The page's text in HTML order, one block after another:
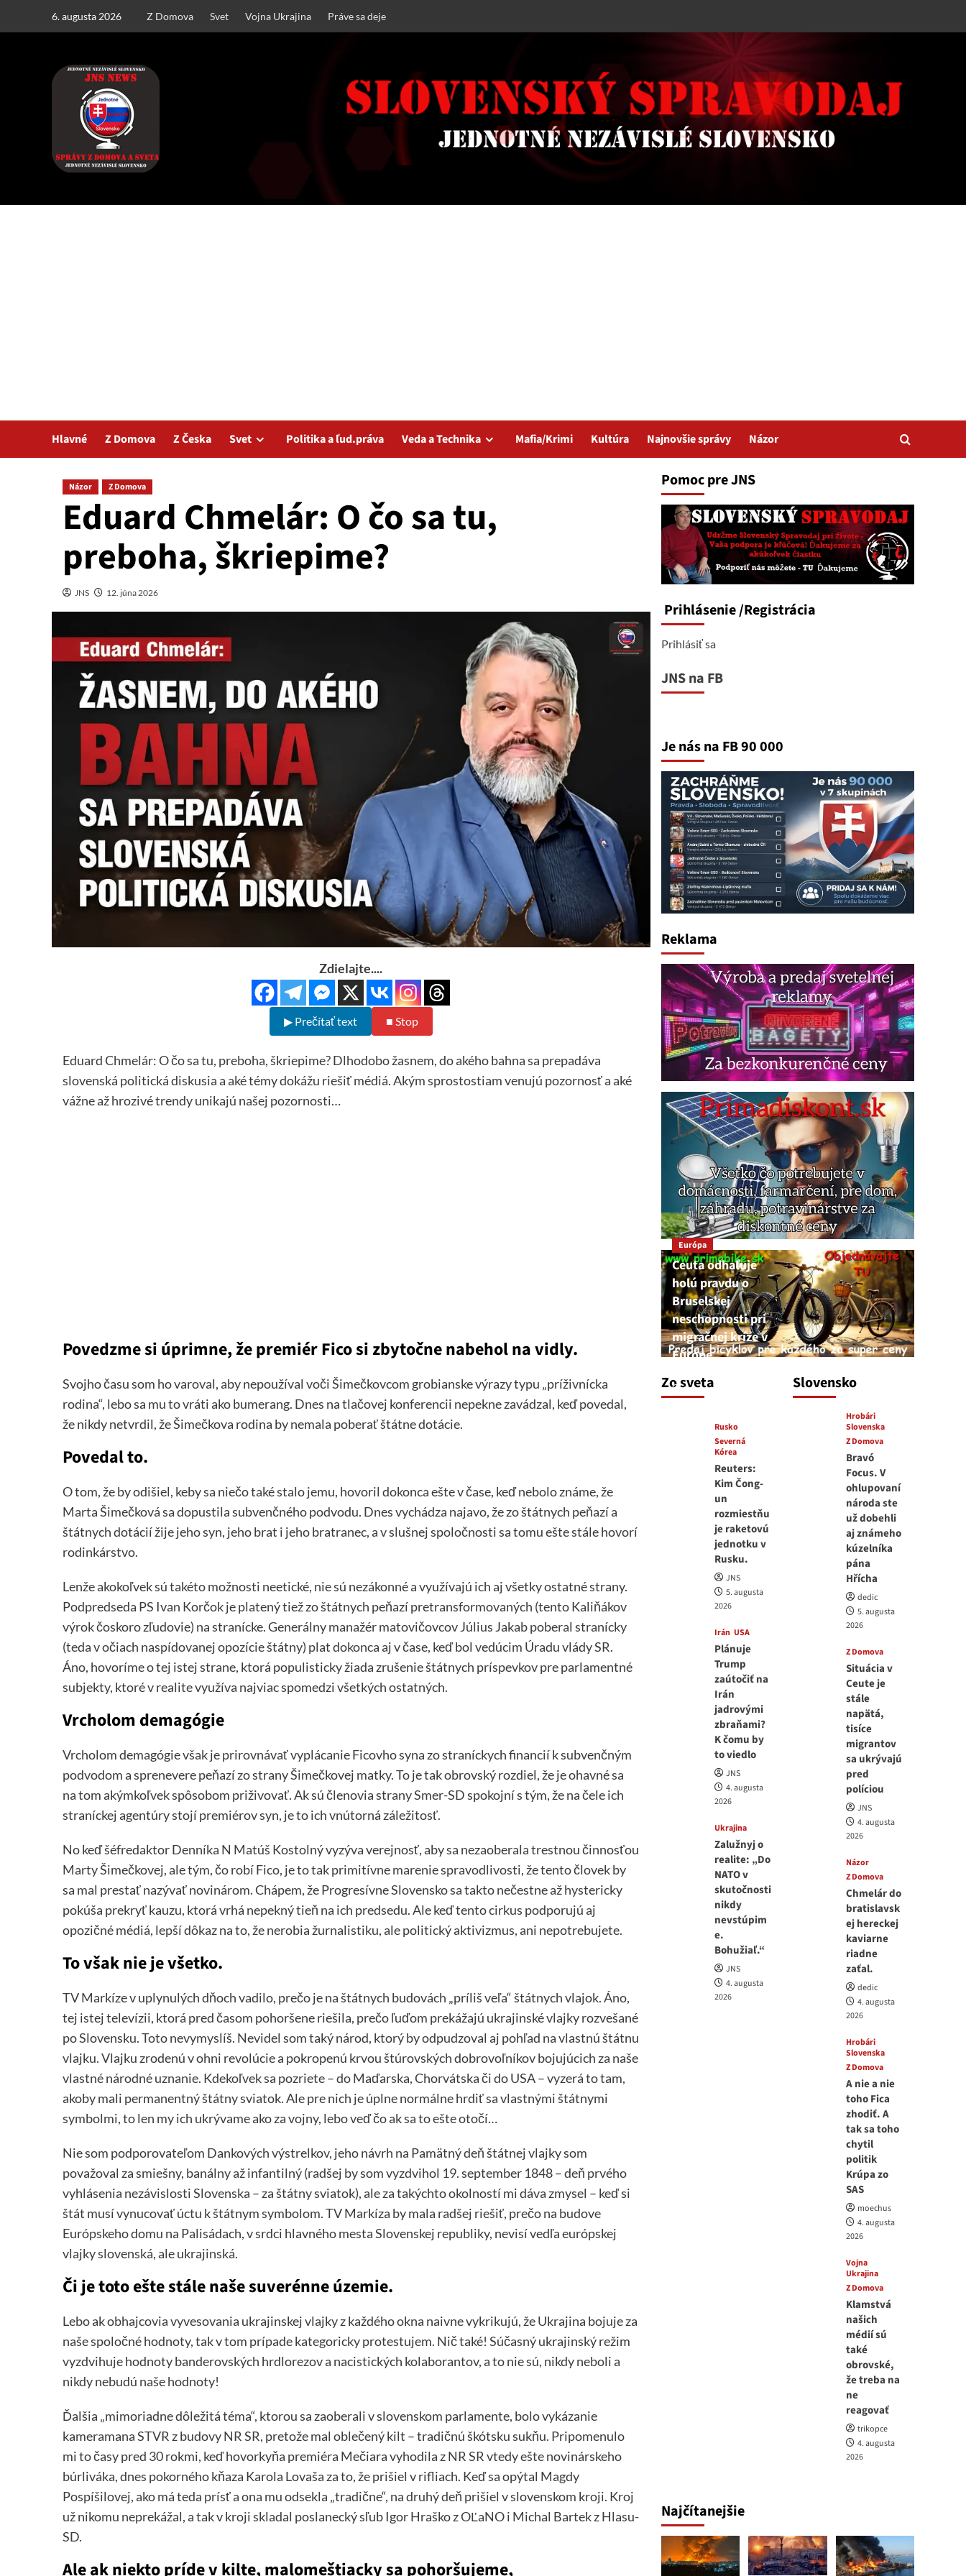
6. augusta 2026 Z Domova Svet Vojna Ukrajina Práve sa deje
Hlavné Z Domova Z Česka Svet Politika a ľud.práva Veda a Technika Mafia/Krimi Kultúra Najnovšie správy Názor
Názor Z Domova
Eduard Chmelár: O čo sa tu,
preboha, škriepime?
JNS 12. júna 2026
Zdielajte....
▶ Prečítať text ■ Stop
Eduard Chmelár: O čo sa tu, preboha, škriepime? Dlhodobo žasnem, do akého bahna sa prepadáva
slovenská politická diskusia a aké témy dokážu riešiť médiá. Akým sprostostiam venujú pozornosť a aké
vážne až hrozivé trendy unikajú našej pozornosti…
Povedzme si úprimne, že premiér Fico si zbytočne nabehol na vidly.
Svojho času som ho varoval, aby nepoužíval voči Šimečkovcom grobianske výrazy typu „príživnícka
rodina“, lebo sa mu to vráti ako bumerang. Dnes na tlačovej konferencii nepekne zavádzal, keď povedal,
že nikdy netvrdil, že Šimečkova rodina by nemala poberať štátne dotácie.
Povedal to.
O tom, že by odišiel, keby sa niečo také stalo jemu, hovoril dokonca ešte v čase, keď nebolo známe, že
Marta Šimečková sa dopustila subvenčného podvodu. Dnes vychádza najavo, že zo štátnych peňazí a
štátnych dotácií žije jeho syn, jeho brat i jeho bratranec, a v slušnej spoločnosti sa tomu ešte stále hovorí
rodinkárstvo.
Lenže akokoľvek sú takéto možnosti neetické, nie sú nezákonné a využívajú ich aj všetky ostatné strany.
Podpredseda PS Ivan Korčok je platený tiež zo štátnych peňazí pretransformovaných (tento Kaliňákov
výrok čoskoro zľudovie) na stranícke. Generálny manažér matovičovcov Július Jakab poberal stranícky
(teda v očiach naspídovanej opozície štátny) plat dokonca aj v čase, keď bol vedúcim Úradu vlády SR.
Áno, hovoríme o tej istej strane, ktorá populisticky žiada zrušenie štátnych príspevkov pre parlamentné
subjekty, ktoré v realite využíva najviac spomedzi všetkých ostatných.
Vrcholom demagógie
Vrcholom demagógie však je prirovnávať vyplácanie Ficovho syna zo straníckych financií k subvenčným
podvodom a sprenevere peňazí zo strany Šimečkovej matky. To je tak obrovský rozdiel, že je ohavné sa
na tom akýmkoľvek spôsobom priživovať. Ak sú členovia strany Smer-SD spokojní s tým, že na čele ich
straníckej agentúry stojí premiérov syn, je to ich vnútorná záležitosť.
No keď šéfredaktor Denníka N Matúš Kostolný vyzýva verejnosť, aby sa nezaoberala trestnou činnosťou
Marty Šimečkovej, ale tým, čo robí Fico, je to tak primitívne marenie spravodlivosti, že tento človek by
sa mal prestať nazývať novinárom. Chápem, že Progresívne Slovensko sa takto nečestne až hystericky
pokúša prekryť kauzu, ktorá vrhá nepekný tieň na ich predsedu. Ale keď tento cirkus podporujú aj
opozičné médiá, lepší dôkaz na to, že nerobia žurnalistiku, ale politický aktivizmus, ani nepotrebujete.
To však nie je všetko.
TV Markíze v uplynulých dňoch vadilo, prečo je na štátnych budovách „príliš veľa“ štátnych vlajok. Áno,
tej istej televízii, ktorá pred časom pohoršene riešila, prečo ľuďom prekážajú ukrajinské vlajky rozvešané
po Slovensku. Toto nevymyslíš. Nevidel som taký národ, ktorý by odpudzoval aj pohľad na vlastnú štátnu
vlajku. Vlajku zrodenú v ohni revolúcie a pokropenú krvou štúrovských dobrovoľníkov bojujúcich za naše
vlastné národné uznanie. Kdekoľvek sa pozriete – do Maďarska, Chorvátska či do USA – vyzerá to tam,
akoby mali permanentný štátny sviatok. Ale pre nich je úplne normálne hrdiť sa vlastnými štátnymi
symbolmi, to len my ich ukrývame ako za vojny, lebo veď čo ak sa to ešte otočí…
Nie som podporovateľom Dankových výstrelkov, jeho návrh na Pamätný deň štátnej vlajky som
považoval za smiešny, banálny až infantilný (radšej by som vyzdvihol 19. september 1848 – deň prvého
vyhlásenia nezávislosti Slovenska – za štátny sviatok), ale za takýchto okolností mi dáva zmysel – keď si
štát musí vynucovať úctu k štátnym symbolom. TV Markíza by mala radšej riešiť, prečo na budove
Európskeho domu na Palisádach, v srdci hlavného mesta Slovenskej republiky, nevisí vedľa európskej
vlajky slovenská, ale ukrajinská.
Či je toto ešte stále naše suverénne územie.
Lebo ak obhajcovia vyvesovania ukrajinskej vlajky z každého okna naivne vykrikujú, že Ukrajina bojuje za
naše spoločné hodnoty, tak v tom prípade kategoricky protestujem. Nič také! Súčasný ukrajinský režim
vyzdvihuje hodnoty banderovských hrdlorezov a nacistických kolaborantov, a to nie sú, nikdy neboli a
nikdy nebudú naše hodnoty!
Ďalšia „mimoriadne dôležitá téma“, ktorou sa zaoberali v slovenskom parlamente, bolo vykázanie
kameramana STVR z budovy NR SR, pretože mal oblečený kilt – tradičnú škótsku sukňu. Pripomenulo
mi to časy pred 30 rokmi, keď hovorkyňa premiéra Mečiara vyhodila z NR SR vtedy ešte novinárskeho
búrliváka, dnes pokorného kňaza Karola Lovaša za to, že prišiel v rifliach. Keď sa opýtal Magdy
Pospíšilovej, ako má teda prísť a ona mu odsekla „tradične“, na druhý deň prišiel v slovenskom kroji. Kroj
už nikomu neprekážal, a tak v kroji skladal poslanecký sľub Igor Hraško z OĽaNO i Michal Bartek z Hlasu-
SD.
Ale ak niekto príde v kilte, malomeštiacky sa pohoršujeme,
Pomoc pre JNS
Prihlásenie/Registrácia
Prihlásiť sa
JNS na FB
Je nás na FB 90 000
Reklama
Zo sveta
Európa
Ceuta odhaľuje
holú pravdu o
Bruselskej
neschopnosti pri
migračnej kríze v
Európe
5. augusta 2026
Rusko
Severná
Kórea
Reuters:
Kim Čong-
un
rozmiestňu
je raketovú
jednotku v
Rusku.
JNS
5. augusta
2026
Irán USA
Plánuje
Trump
zaútočiť na
Irán
jadrovými
zbraňami?
K čomu by
to viedlo
JNS
4. augusta
2026
Ukrajina
Zalužnyj o
realite: „Do
NATO v
skutočnosti
nikdy
nevstúpim
e.
Bohužiaľ.“
JNS
4. augusta
2026
Slovensko
Hrobári
Slovenska
Z Domova
Bravó
Focus. V
ohlupovaní
národa ste
už dobehli
aj známeho
kúzelníka
pána
Hřícha
dedic
5. augusta
2026
Z Domova
Situácia v
Ceute je
stále
napätá,
tisíce
migrantov
sa ukrývajú
pred
políciou
JNS
4. augusta
2026
Názor
Z Domova
Chmelár do
bratislavsk
ej hereckej
kaviarne
riadne
zaťal.
dedic
4. augusta
2026
Hrobári
Slovenska
Z Domova
A nie a nie
toho Fica
zhodiť. A
tak sa toho
chytil
politik
Krúpa zo
SAS
moechus
4. augusta
2026
Vojna
Ukrajina
Z Domova
Klamstvá
našich
médií sú
také
obrovské,
že treba na
ne
reagovať
trikopce
4. augusta
2026
Najčítanejšie